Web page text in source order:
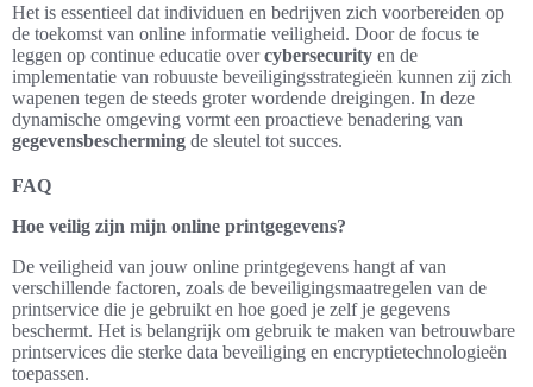
Het is essentieel dat individuen en bedrijven zich voorbereiden op
de toekomst van online informatie veiligheid. Door de focus te
leggen op continue educatie overcybersecurity en de
implementatie van robuuste beveiligingsstrategieën kunnen zij zich
wapenen tegen de steeds groter wordende dreigingen. In deze
dynamische omgeving vormt een proactieve benadering van
gegevensbescherming de sleutel tot succes.
FAQ
Hoe veilig zijn mijn online printgegevens?
De veiligheid van jouw online printgegevens hangt af van
verschillende factoren, zoals de beveiligingsmaatregelen van de
printservice die je gebruikt en hoe goed je zelf je gegevens
beschermt. Het is belangrijk om gebruik te maken van betrouwbare
printservices die sterke data beveiliging en encryptietechnologieën
toepassen.